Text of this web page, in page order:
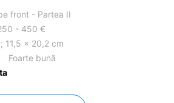
front - Partea II
- 450 €
11,5 x 20,2 cm
Foarte bună